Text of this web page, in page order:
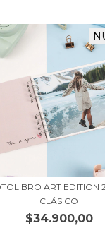
ART EDITION
CLÁSICO
$34.900,00